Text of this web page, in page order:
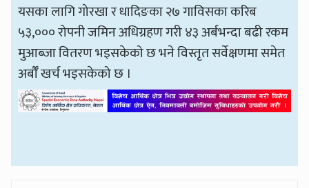
यसका लागि गोरखा र धादिङका २७ गाविसका करिब
५३,००० रोपनी जमिन अधिग्रहण गरी ४३ अर्बभन्दा बढी रकम
मुआब्जा वितरण भइसकेको छ भने विस्तृत सर्वेक्षणमा समेत
अर्बौँ खर्च भइसकेको छ ।